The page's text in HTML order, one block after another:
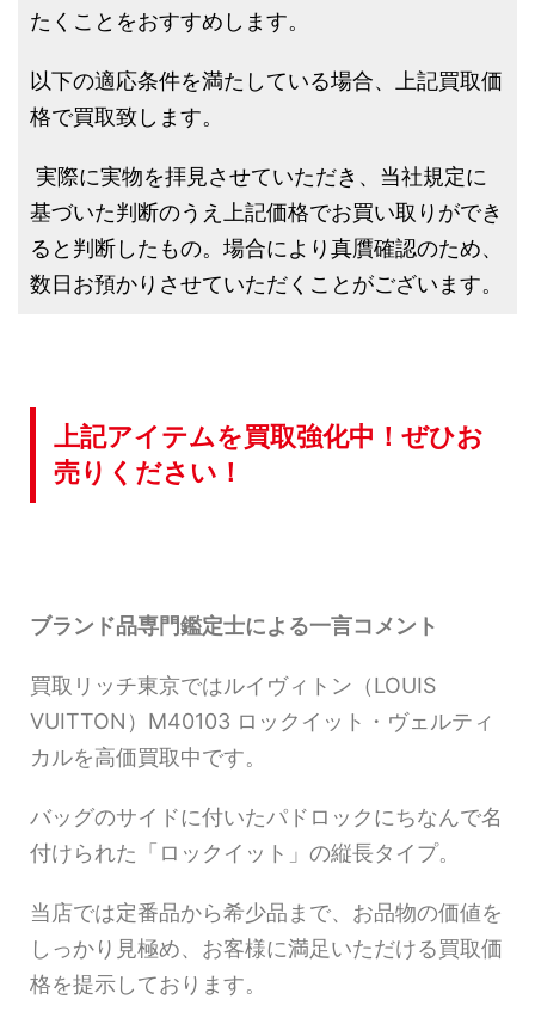
たくことをおすすめします。
以下の適応条件を満たしている場合、上記買取価
格で買取致します。
実際に実物を拝見させていただき、当社規定に
基づいた判断のうえ上記価格でお買い取りができ
ると判断したもの。場合により真贋確認のため、
数日お預かりさせていただくことがございます。
上記アイテムを買取強化中！ぜひお
売りください！
ブランド品専門鑑定士による一言コメント
買取リッチ東京ではルイヴィトン（LOUIS
VUITTON）M40103 ロックイット・ヴェルティ
カルを高価買取中です。
バッグのサイドに付いたパドロックにちなんで名
付けられた「ロックイット」の縦長タイプ。
当店では定番品から希少品まで、お品物の価値を
しっかり見極め、お客様に満足いただける買取価
格を提示しております。